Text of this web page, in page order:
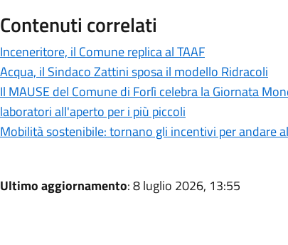
Contenuti correlati
Inceneritore, il Comune replica al TAAF
Acqua, il Sindaco Zattini sposa il modello Ridracoli
Il MAUSE del Comune di Forlì celebra la Giornata
laboratori all'aperto per i più piccoli
Mobilità sostenibile: tornano gli incentivi per andare
Ultimo aggiornamento: 8 luglio 2026, 13:55